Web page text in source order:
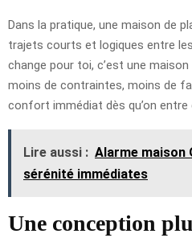
Dans la pratique, une maison de
trajets courts et logiques entre
change pour toi, c’est une
moins de contraintes, moins de
confort immédiat dès qu’on entre
Lire aussi : Alarme maison
sérénité immédiates
Une conception